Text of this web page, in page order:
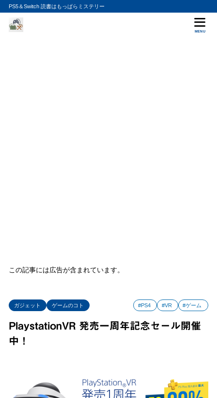
PS5＆Switch 読書はもっぱらミステリー
MENU
この記事には広告が含まれています。
ガジェット ゲームのコト #PS4 #VR #ゲーム
PlaystationVR 発売一周年記念セール開催
中！